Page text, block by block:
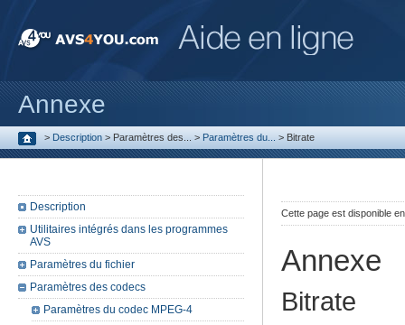
Annexe
> Description > Paramètres des... > Paramètres du... > Bitrate
Cette page est disponible
Annexe
Bitrate
Description
Utilitaires intégrés dans les programmes
AVS
Paramètres du fichier
Paramètres des codecs
Paramètres du codec MPEG-4